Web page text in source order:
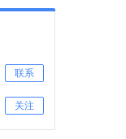
联系
关注